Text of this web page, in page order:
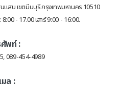
สบ เขตมีนบุรี กรุงเทพมหานคร 10510
- 17.00 เสาร์ 9:00 - 16:00.
ศัพท์ :
089-454-4989
มล :